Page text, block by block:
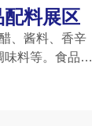
料展区
、酱料、香辛
料等。食品配